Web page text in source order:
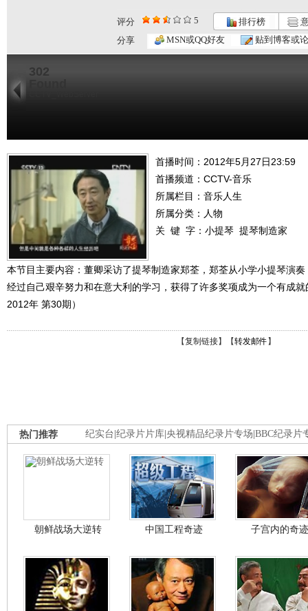
评分 5 排行榜
分享
MSN或QQ好友 贴到博客或
302
首播时间：2012年5月27日23:59
首播频道： CCTV-音乐
所属栏目： 音乐人生
所属分类：人物
关 键 字： 小提琴 提琴制造家
本节目主要内容：董卿采访了提琴制造家郑荃，郑荃从小学小提琴演
经过自己艰辛努力和在意大利的学习，获得了许多奖项成为一个有成
2012年 第30期）
【复制链接】【转发邮件 】
纪实台 纪录片片库 央视精品纪录片专场 BBC纪录片
热门推荐
朝鲜战场大逆转 中国工程奇迹 子宫内的奇迹